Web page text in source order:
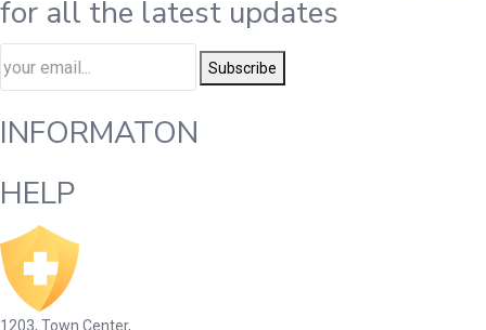
for all the latest updates
Subscribe
INFORMATON
HELP
1203, Town Center,